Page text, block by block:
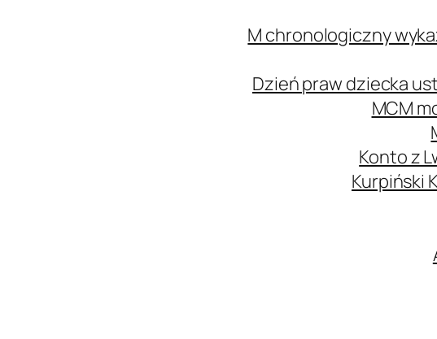
M chronologiczny
Dzień praw dziecka
MCM
Konto z
Kurpiński